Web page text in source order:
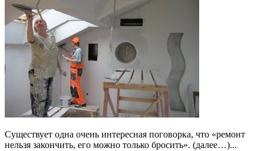
Существует одна очень интересная поговорка, что «ремонт
нельзя закончить, его можно только бросить». (далее…)...